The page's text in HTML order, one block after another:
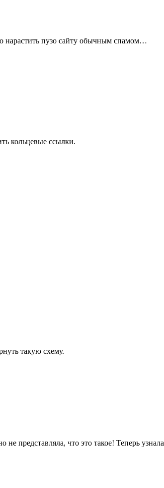
нарастить пузо сайту обычным спамом…
кольцевые ссылки.
такую схему.
представляла, что это такое! Теперь узнала